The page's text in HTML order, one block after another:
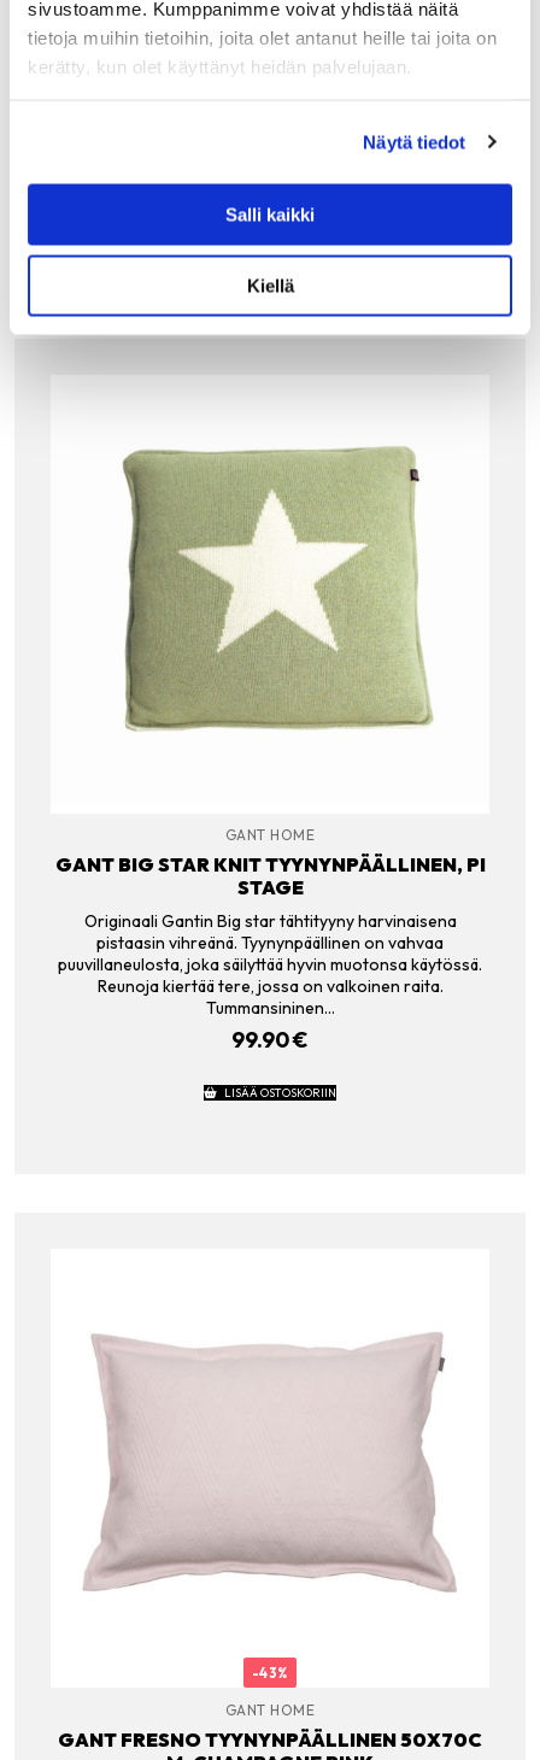
sivustoamme. Kumppanimme voivat yhdistää näitä
tietoja muihin tietoihin, joita olet antanut heille tai joita on
kerätty, kun olet käyttänyt heidän palvelujaan.
Näytä tiedot
Salli kaikki
Kiellä
GANT HOME
GANT IMOLA TYYNYLIINA, VAALEA HARMAA
LISÄÄ OSTOSKORIIN
GANT HOME
GANT BIG STAR KNIT TYYNYNPÄÄLLINEN, PI
STAGE
Originaali Gantin Big star tähtityyny harvinaisena
pistaasin vihreänä. Tyynynpäällinen on vahvaa
puuvillaneulosta, joka säilyttää hyvin muotonsa käytössä.
Reunoja kiertää tere, jossa on valkoinen raita.
Tummansininen…
99.90€
LISÄÄ OSTOSKORIIN
-43%
GANT HOME
GANT FRESNO TYYNYNPÄÄLLINEN 50X70C